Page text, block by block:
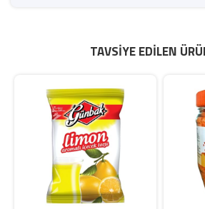
TAVSIYE EDILEN